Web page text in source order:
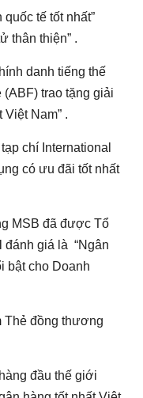
tế tốt nhất”
thân thiện” .
danh tiếng thế
trao tặng giải
Nam” .
chí International
có ưu đãi tốt nhất
MSB đã được Tổ
đánh giá là “Ngân
bật cho Doanh
Thẻ đồng thương
đầu thế giới